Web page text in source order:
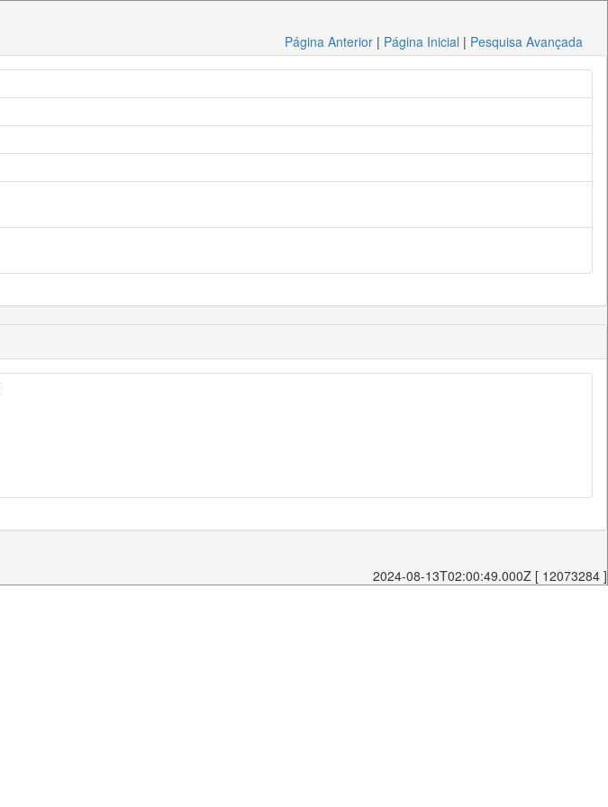
Página Anterior | Página Inicial | Pesquisa Avançada
2024-08-13T02:00:49.000Z [ 12073284 ]